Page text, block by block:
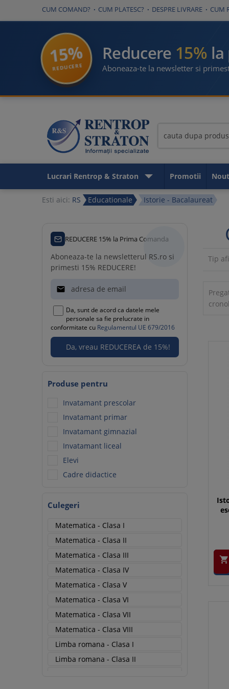
CUM COMAND? CUM PLATESC? DESPRE LIVRARE CUM
15%
REDUCERE
Reducere 15%
Aboneaza-te la newsletter si
Lucrari Rentrop & Straton Promotii
Esti aici: RS Educationale Istorie - Bacalaureat
REDUCERE 15% la Prima Comanda
Aboneaza-te la newsletterul RS.ro si
primesti 15% REDUCERE!

Da, sunt de acord ca datele mele
personale sa fie prelucrate in
conformitate cu Regulamentul UE 679/2016
Produse pentru
Invatamant prescolar
Invatamant primar
Invatamant gimnazial
Invatamant liceal
Elevi
Cadre didactice
Culegeri
Matematica - Clasa I
Matematica - Clasa II
Matematica - Clasa III
Matematica - Clasa IV
Matematica - Clasa V
Matematica - Clasa VI
Matematica - Clasa VII
Matematica - Clasa VIII
Limba romana - Clasa I
Limba romana - Clasa II
Tip
